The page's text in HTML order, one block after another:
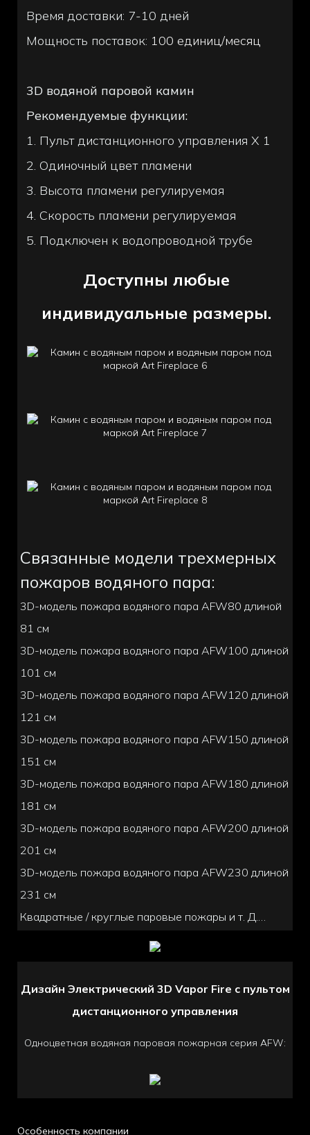
Время доставки: 7-10 дней
Мощность поставок: 100 единиц/месяц
3D водяной паровой камин
Рекомендуемые функции:
1. Пульт дистанционного управления X 1
2. Одиночный цвет пламени
3. Высота пламени регулируемая
4. Скорость пламени регулируемая
5. Подключен к водопроводной трубе
Доступны любые
индивидуальные размеры.
Связанные модели трехмерных
пожаров водяного пара:
3D-модель пожара водяного пара AFW80 длиной
81 см
3D-модель пожара водяного пара AFW100 длиной
101 см
3D-модель пожара водяного пара AFW120 длиной
121 см
3D-модель пожара водяного пара AFW150 длиной
151 см
3D-модель пожара водяного пара AFW180 длиной
181 см
3D-модель пожара водяного пара AFW200 длиной
201 см
3D-модель пожара водяного пара AFW230 длиной
231 см
Квадратные / круглые паровые пожары и т. Д.…
Дизайн Электрический 3D Vapor Fire с пультом
дистанционного управления
Одноцветная водяная паровая пожарная серия AFW:
Особенность компании